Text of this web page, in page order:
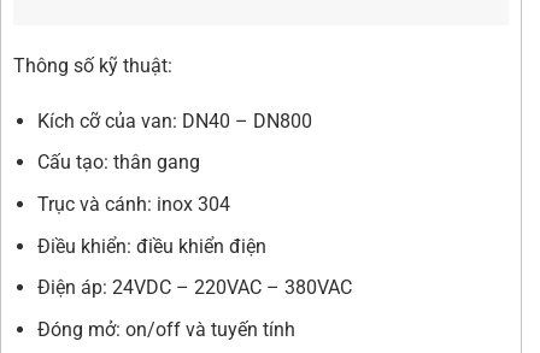
Thông số kỹ thuật:
Kích cỡ của van: DN40 – DN800
Cấu tạo: thân gang
Trục và cánh: inox 304
Điều khiển: điều khiển điện
Điện áp: 24VDC – 220VAC – 380VAC
Đóng mở: on/off và tuyến tính